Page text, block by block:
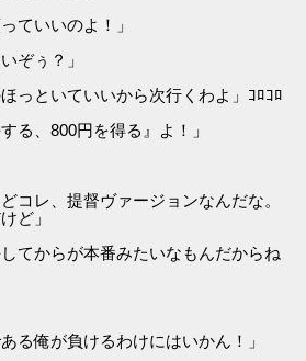
ていいのよ！」
ぞぅ？」
っといていいから次行くわよ」ｺﾛｺﾛ
る、800円を得る』よ！」
コレ、提督ヴァージョンなんだな。
ど」
てからが本番みたいなもんだからね
る俺が負けるわけにはいかん！」